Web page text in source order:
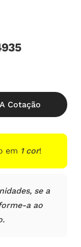
Cotação
em 1 cor!
se a
a ao